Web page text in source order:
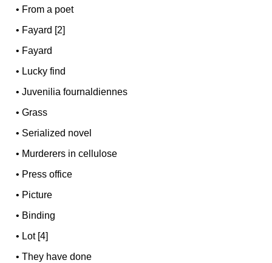
• From a poet
• Fayard [2]
• Fayard
• Lucky find
•Juvenilia fournaldiennes
•Grass
• Serialized novel
• Murderers in cellulose
• Press office
• Picture
• Binding
• Lot [4]
•They have done